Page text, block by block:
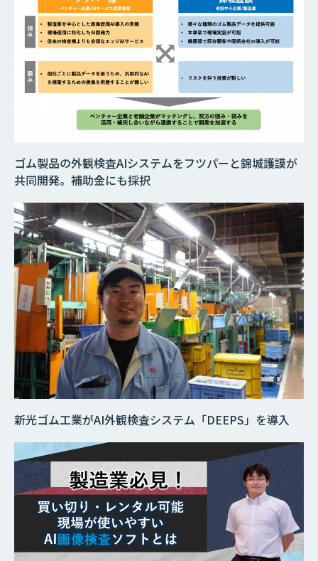
ゴム製品の外観検査AIシステムをフツパーと錦城護謨が
共同開発。補助金にも採択
新光ゴム工業がAI外観検査システム「DEEPS」を導入